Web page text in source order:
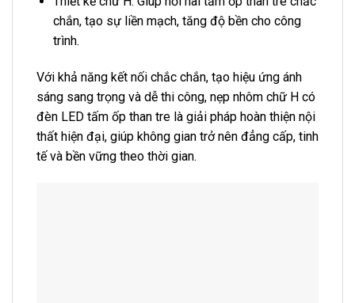
chắn, tạo sự liền mạch, tăng độ bền cho công
trình.
Với khả năng kết nối chắc chắn, tạo hiệu ứng ánh
sáng sang trọng và dễ thi công, nẹp nhôm chữ H có
đèn LED tấm ốp than tre là giải pháp hoàn thiện nội
thất hiện đại, giúp không gian trở nên đẳng cấp, tinh
tế và bền vững theo thời gian.